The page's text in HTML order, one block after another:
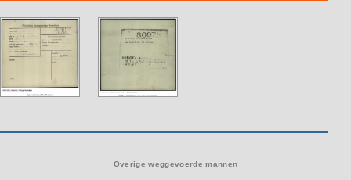
Overige weggevoerde mannen